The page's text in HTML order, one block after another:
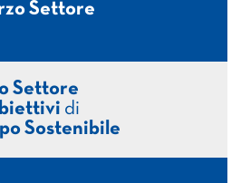
Settore
Settore
di
Sostenibile